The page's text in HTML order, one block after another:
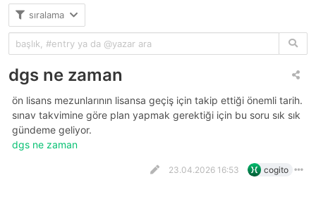
sıralama
dgs ne zaman
ön lisans mezunlarının lisansa geçiş için takip ettiği önemli tarih.
sınav takvimine göre plan yapmak gerektiği için bu soru sık sık
gündeme geliyor.
dgs ne zaman
23.04.2026 16:53 cogito